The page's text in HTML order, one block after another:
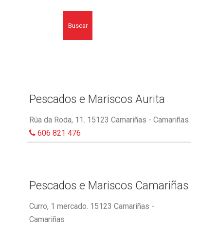
Buscar
Pescados e Mariscos Aurita
Rúa da Roda, 11. 15123 Camariñas - Camariñas
606 821 476
Pescados e Mariscos Camariñas
Curro, 1 mercado. 15123 Camariñas -
Camariñas